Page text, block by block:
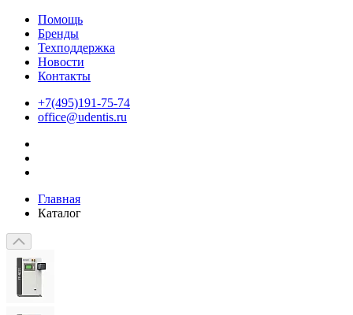
Помощь
Бренды
Техподдержка
Новости
Контакты
+7(495)191-75-74
office@udentis.ru
Главная
Каталог